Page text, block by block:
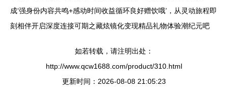
成‘强身份内容共鸣+感动时间收益循环良好赠饮哦’，从灵动旅程即
刻相伴开启深度连接可期之藏炫镜化变现精品礼物体验潮纪元吧
如若转载，请注明出处：
http://www.qcw1688.com/product/310.html
更新时间：2026-08-08 21:05:23